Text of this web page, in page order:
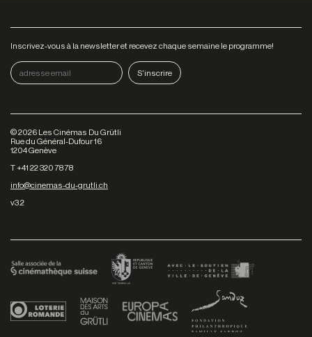
Inscrivez-vous à la newsletter et recevez chaque semaine le programme!
©2026 Les Cinémas Du Grütli
Rue du Général-Dufour 16
1204 Genève
T +41 22 320 78 78
info@cinemas-du-grutli.ch
v3.2